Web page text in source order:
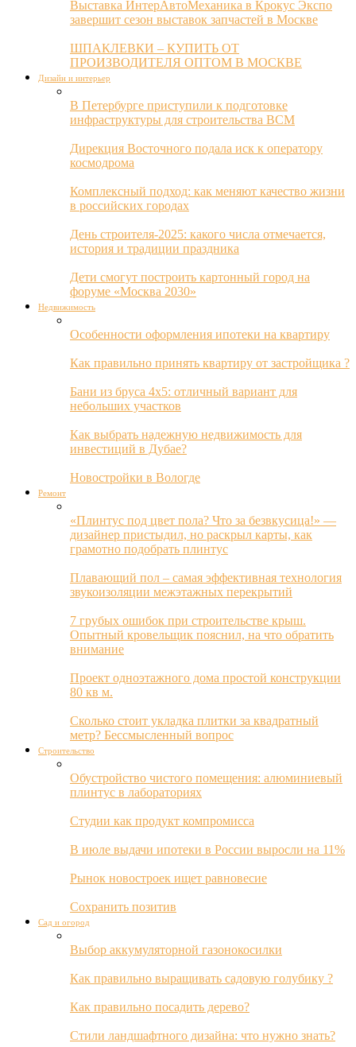
Выставка ИнтерАвтоМеханика в Крокус Экспо
завершит сезон выставок запчастей в Москве
ШПАКЛЕВКИ – КУПИТЬ ОТ
ПРОИЗВОДИТЕЛЯ ОПТОМ В МОСКВЕ
Дизайн и интерьер
В Петербурге приступили к подготовке
инфраструктуры для строительства ВСМ
Дирекция Восточного подала иск к оператору
космодрома
Комплексный подход: как меняют качество жизни
в российских городах
День строителя-2025: какого числа отмечается,
история и традиции праздника
Дети смогут построить картонный город на
форуме «Москва 2030»
Недвижимость
Особенности оформления ипотеки на квартиру
Как правильно принять квартиру от застройщика ?
Бани из бруса 4х5: отличный вариант для
небольших участков
Как выбрать надежную недвижимость для
инвестиций в Дубае?
Новостройки в Вологде
Ремонт
«Плинтус под цвет пола? Что за безвкусица!» —
дизайнер пристыдил, но раскрыл карты, как
грамотно подобрать плинтус
Плавающий пол – самая эффективная технология
звукоизоляции межэтажных перекрытий
7 грубых ошибок при строительстве крыш.
Опытный кровельщик пояснил, на что обратить
внимание
Проект одноэтажного дома простой конструкции
80 кв м.
Сколько стоит укладка плитки за квадратный
метр? Бессмысленный вопрос
Строительство
Обустройство чистого помещения: алюминиевый
плинтус в лабораториях
Студии как продукт компромисса
В июле выдачи ипотеки в России выросли на 11%
Рынок новостроек ищет равновесие
Сохранить позитив
Сад и огород
Выбор аккумуляторной газонокосилки
Как правильно выращивать садовую голубику ?
Как правильно посадить дерево?
Стили ландшафтного дизайна: что нужно знать?